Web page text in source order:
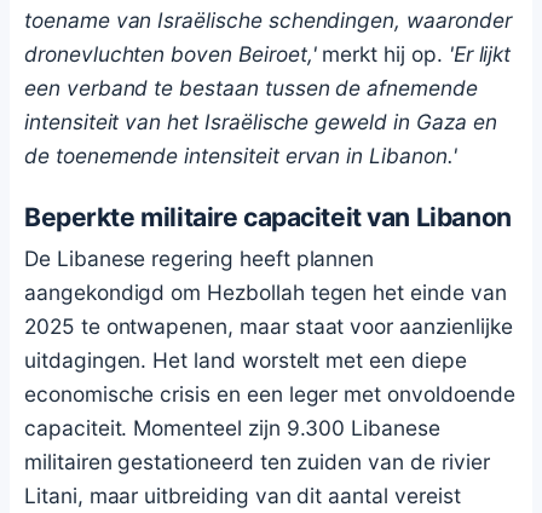
toename van Israëlische schendingen, waaronder
dronevluchten boven Beiroet,'merkt hij op. 'Er lijkt
een verband te bestaan tussen de afnemende
intensiteit van het Israëlische geweld in Gaza en
de toenemende intensiteit ervan in Libanon.'
Beperkte militaire capaciteit van Libanon
De Libanese regering heeft plannen
aangekondigd om Hezbollah tegen het einde van
2025 te ontwapenen, maar staat voor aanzienlijke
uitdagingen. Het land worstelt met een diepe
economische crisis en een leger met onvoldoende
capaciteit. Momenteel zijn 9.300 Libanese
militairen gestationeerd ten zuiden van de rivier
Litani, maar uitbreiding van dit aantal vereist